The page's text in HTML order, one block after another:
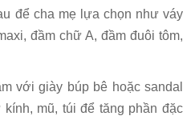
để cha mẹ lựa chọn như váy
đầm chữ A, đầm đuôi tôm,
với giày búp bê hoặc sandal
mũ, túi để tăng phần đặc